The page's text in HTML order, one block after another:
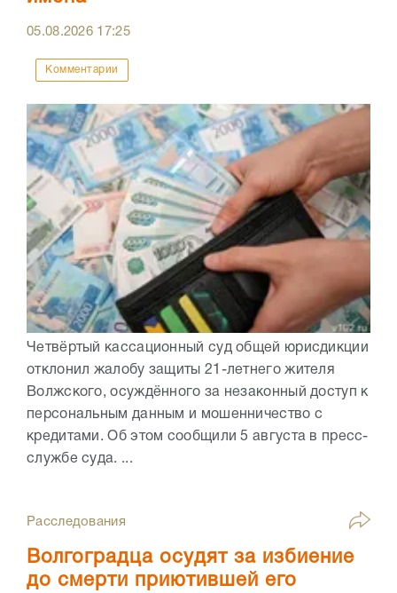
05.08.2026 17:25
Комментарии
Четвёртый кассационный суд общей юрисдикции
отклонил жалобу защиты 21-летнего жителя
Волжского, осуждённого за незаконный доступ к
персональным данным и мошенничество с
кредитами. Об этом сообщили 5 августа в пресс-
службе суда. ...
Расследования
Волгоградца осудят за избиение
до смерти приютившей его